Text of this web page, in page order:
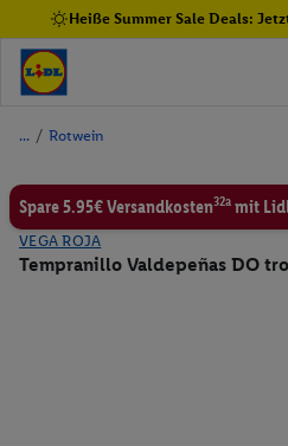
Heiße Summer Sale Deals:
/ Rotwein
Spare 5.95€ Versandkosten32a mit
VEGA ROJA
Tempranillo Valdepeñas DO